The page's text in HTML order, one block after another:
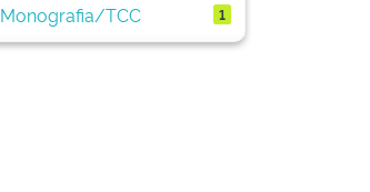
Monografia/TCC
1